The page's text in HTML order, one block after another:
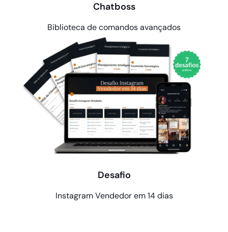
Chatboss
Biblioteca de comandos avançados
Desafio
Instagram Vendedor em 14 dias